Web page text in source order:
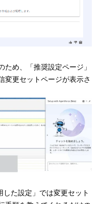
め、「推奨設定ページ」
変更セットページが表示さ
た設定」では変更セット